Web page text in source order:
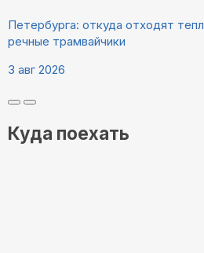
Петербурга: откуда отходят
речные трамвайчики
3 авг 2026
Куда поехать